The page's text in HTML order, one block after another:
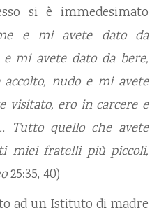
si è immedesimato
e mi avete dato da
mi avete dato da bere,
nudo e mi avete
visitato, ero in carcere e
Tutto quello che avete
miei fratelli più piccoli,
25:35, 40)
ad un Istituto di madre